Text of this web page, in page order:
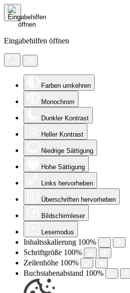
Eingabehilfen öffnen
Farben umkehren
Monochrom
Dunkler Kontrast
Heller Kontrast
Niedrige Sättigung
Hohe Sättigung
Links hervorheben
Überschriften hervorheben
Bildschirmleser
Lesemodus
Inhaltsskalierung 100%
Schriftgröße 100%
Zeilenhöhe 100%
Buchstabenabstand 100%